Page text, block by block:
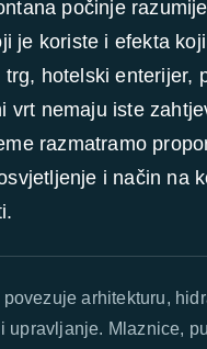
počinje
je koriste i efekta
hotelski enterijer,
vrt nemaju iste
razmatramo
i način na
povezuje arhitekturu,
upravljanje. Mlaznice,